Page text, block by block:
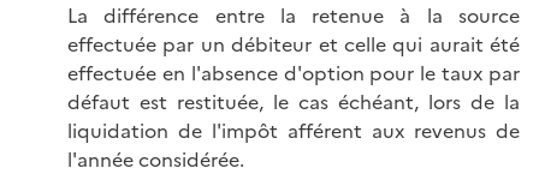
La différence entre la retenue à la source
effectuée par un débiteur et celle qui aurait été
effectuée en l'absence d'option pour le taux par
défaut est restituée, le cas échéant, lors de la
liquidation de l'impôt afférent aux revenus de
l'année considérée.